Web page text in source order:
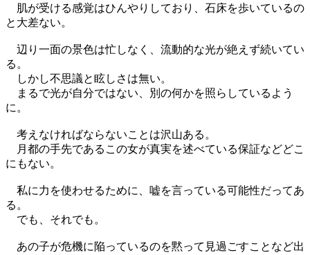
肌が受ける感覚はひんやりしており、石床を歩いているの
と大差ない。
辺り一面の景色は忙しなく、流動的な光が絶えず続いてい
る。
しかし不思議と眩しさは無い。
まるで光が自分ではない、別の何かを照らしているよう
に。
考えなければならないことは沢山ある。
月都の手先であるこの女が真実を述べている保証などどこ
にもない。
私に力を使わせるために、嘘を言っている可能性だってあ
る。
でも、それでも。
あの子が危機に陥っているのを黙って見過ごすことなど出